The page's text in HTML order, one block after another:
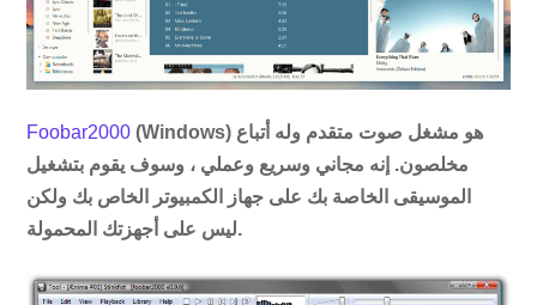
Foobar2000 (Windows) هو مشغل صوت متقدم وله أتباع
مخلصون. إنه مجاني وسريع وعملي ، وسوف يقوم بتشغيل
الموسيقى الخاصة بك على جهاز الكمبيوتر الخاص بك ولكن
ليس على أجهزتك المحمولة.